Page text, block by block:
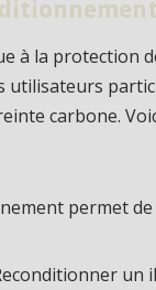
la protection
carbone.
permet
un